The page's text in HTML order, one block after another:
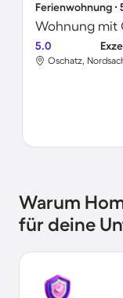
Ferienwohnung ∙
Wohnung mit
5.0
Oschatz,
Warum
für deine